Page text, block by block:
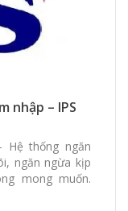
nhập – IPS
Hệ thống ngăn
ngăn ngừa kịp
mong muốn.